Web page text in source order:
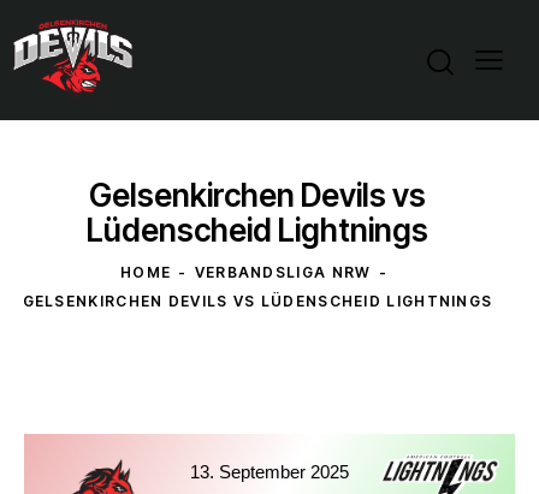
Gelsenkirchen Devils vs
Lüdenscheid Lightnings
HOME
VERBANDSLIGA NRW
GELSENKIRCHEN DEVILS VS LÜDENSCHEID LIGHTNINGS
13. September 2025